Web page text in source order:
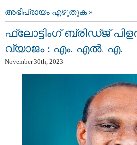
അഭിപ്രായം എഴുതുക »
ഫ്ലോട്ടിംഗ് ബ്രിഡ്ജ്
വ്യാജം : എം. എൽ. എ.
November 30th, 2023